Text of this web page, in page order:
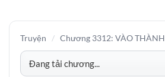
Truyện / Chương 3312: VÀO THÀNH